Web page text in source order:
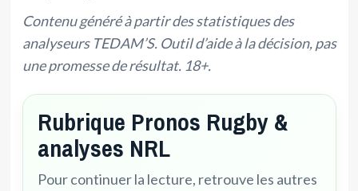
Contenu généré à partir des statistiques des
analyseurs TEDAM’S. Outil d’aide à la décision, pas
une promesse de résultat. 18+.
Rubrique Pronos Rugby &
analyses NRL
Pour continuer la lecture, retrouve les autres